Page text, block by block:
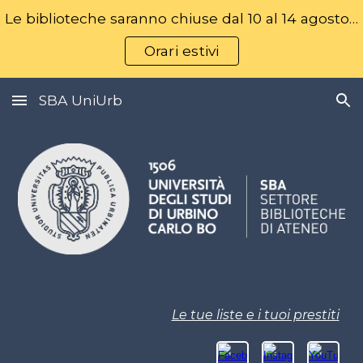
Skip to navigation
Le biblioteche saranno chiuse dal 10 al 14 agosto - Per le variazioni di orario consulta le pagine delle singole biblioteche
Orari estivi
SBA UniUrb
Le tue liste e i tuoi prestiti